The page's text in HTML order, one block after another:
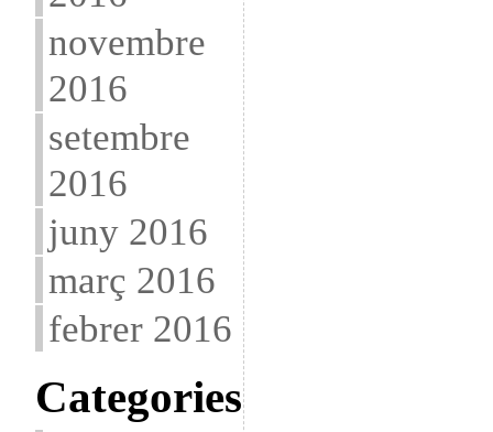
novembre
2016
setembre
2016
juny 2016
març 2016
febrer 2016
Categories